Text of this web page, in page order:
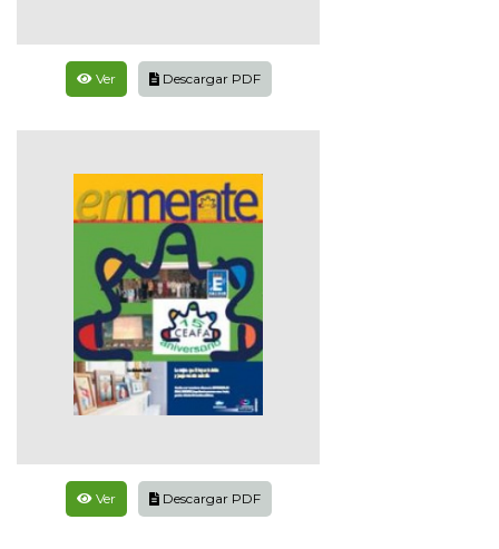
Ver Descargar PDF
Ver Descargar PDF